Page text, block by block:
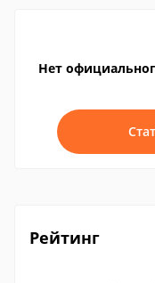
Нет
Рейтинг